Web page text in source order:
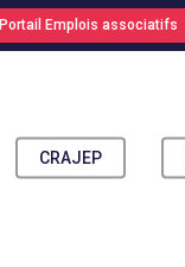
Portail Emplois associatifs
CRAJEP